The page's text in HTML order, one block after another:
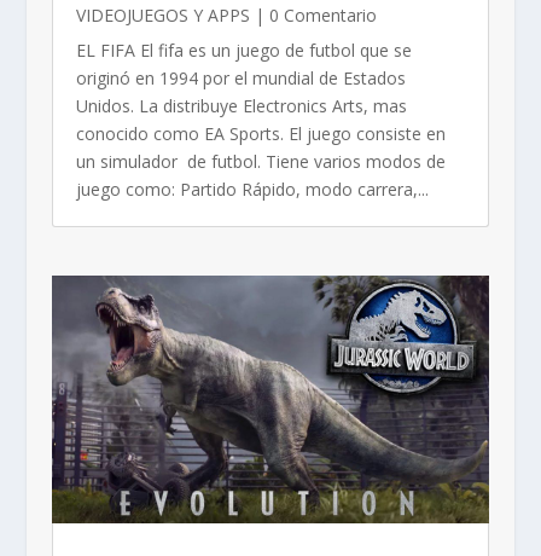
VIDEOJUEGOS Y APPS | 0 Comentario
EL FIFA El fifa es un juego de futbol que se
originó en 1994 por el mundial de Estados
Unidos. La distribuye Electronics Arts, mas
conocido como EA Sports. El juego consiste en
un simulador de futbol. Tiene varios modos de
juego como: Partido Rápido, modo carrera,...